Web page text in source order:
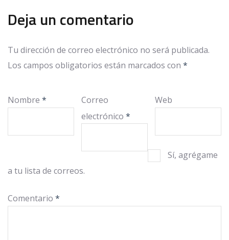
Deja un comentario
Tu dirección de correo electrónico no será publicada.
Los campos obligatorios están marcados con *
Nombre *
Correo
electrónico*
Web
Sí, agrégame
a tu lista de correos.
Comentario *